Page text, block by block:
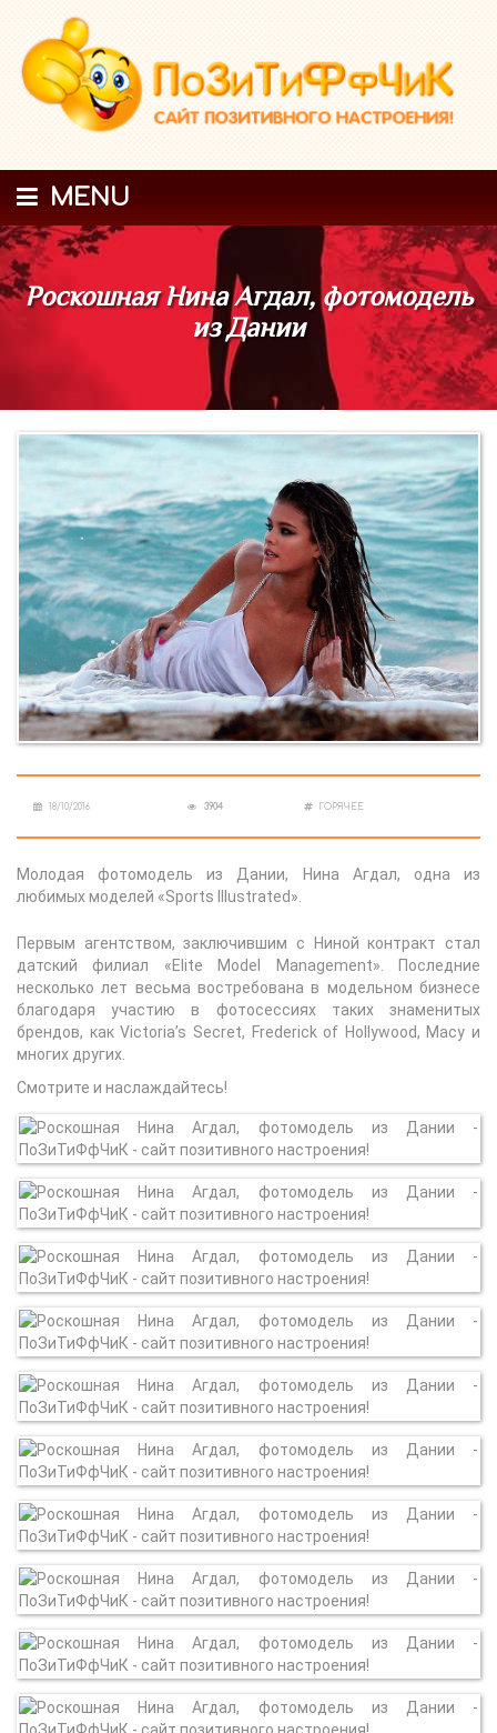
MENU
Роскошная Нина Агдал, фотомодель
из Дании
18/10/2016 3904 ГОРЯЧЕЕ
Молодая фотомодель из Дании, Нина Агдал, одна из
любимых моделей «Sports Illustrated».
Первым агентством, заключившим с Ниной контракт стал
датский филиал «Elite Model Management». Последние
несколько лет весьма востребована в модельном бизнесе
благодаря участию в фотосессиях таких знаменитых
брендов, как Victoria’s Secret, Frederick of Hollywood, Macy и
многих других.
Смотрите и наслаждайтесь!